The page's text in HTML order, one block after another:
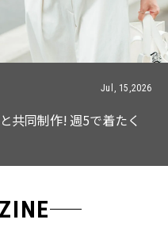
Jul, 15,2026
共同制作! 週5で着たく